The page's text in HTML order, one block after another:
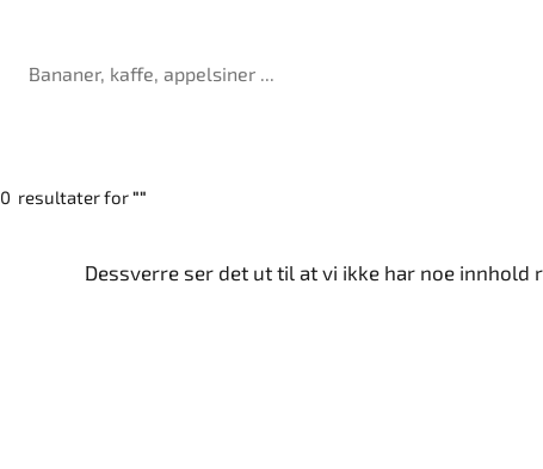
0 resultater for
Dessverre ser det ut til at vi ikke har noe